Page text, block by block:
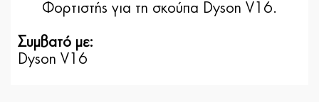
Φορτιστής για τη σκούπα Dyson V16.
Συμβατό με:
Dyson V16